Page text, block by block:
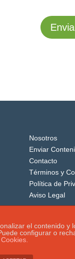
Nosotros
Enviar
Contacto
Términos y
Política de
Aviso Legal
el contenido
configurar o
Cookies.